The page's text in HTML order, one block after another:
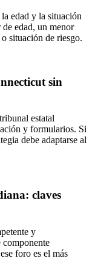
edad y la situación
edad, un menor
situación de riesgo.
sin
estatal
y formularios. Si
debe adaptarse al
claves
y
foro es el más